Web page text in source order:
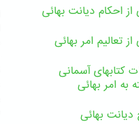
احکام دیانت بهائی
تعالیم امر بهائی
کتابهای آسمانی
به امر بهائی
دیانت بهائی